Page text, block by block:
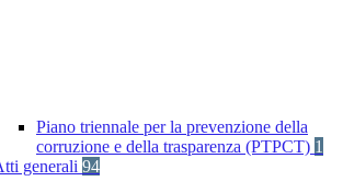
Piano triennale per la prevenzione della
corruzione e della trasparenza (PTPCT) 1
generali 94